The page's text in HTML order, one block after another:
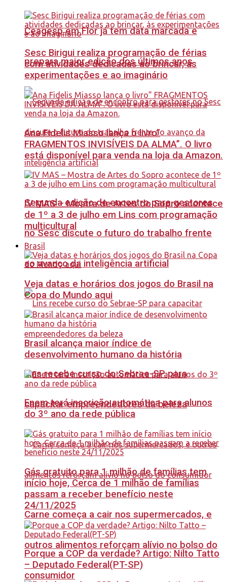
Ceagesp em Flor já tem data marcada e
prepara maior edição dos últimos anos
Segunda edição de encontro para gestores
no Sesc discute o futuro do trabalho frente
ao avanço da inteligência artificial
Lins recebe curso do Sebrae-SP para
capacitar empreendedores da beleza
Carne começa a cair nos supermercados, e
outros alimentos reforçam alívio no bolso do
consumidor
Sesc Birigui realiza programação de férias
com atividades dedicadas ao brincar, às
experimentações e ao imaginário
Ana Fidelis Miasso lança o livro”
FRAGMENTOS INVISÍVEIS DA ALMA”. O livro
está disponível para venda na loja da Amazon.
IV MAS – Mostra de Artes do Sopro acontece
de 1º a 3 de julho em Lins com programação
multicultural
Brasil
Veja datas e horários dos jogos do Brasil na
Copa do Mundo aqui
Brasil alcança maior índice de
desenvolvimento humano da história
Enem terá inscrição automática para alunos
do 3º ano da rede pública
Gás gratuito para 1 milhão de famílias tem
início hoje, Cerca de 1 milhão de famílias
passam a receber benefício neste
24/11/2025
Porque a COP da verdade? Artigo: Nilto Tatto
– Deputado Federal(PT-SP)